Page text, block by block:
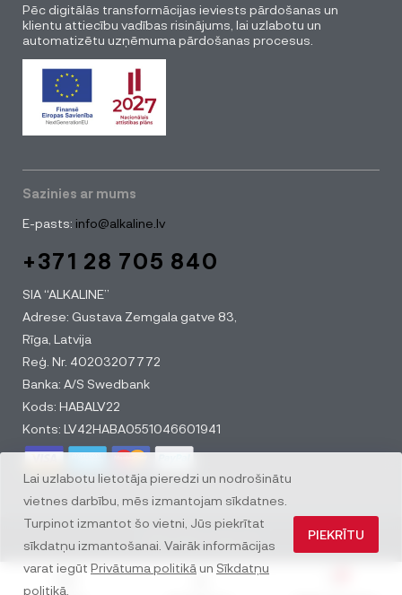
Lai uzlabotu lietotāja pieredzi un nodrošinātu
vietnes darbību, mēs izmantojam sīkdatnes.
Turpinot izmantot šo vietni, Jūs piekrītat
sīkdatņu izmantošanai. Vairāk informācijas
varat iegūt Privātuma politikā un Sīkdatņu
politikā
PIEKRĪTU
Pēc digitālās transformācijas ieviests pārdošanas un
klientu attiecību vadības risinājums, lai uzlabotu un
automatizētu uzņēmuma pārdošanas procesus.
Sazinies ar mums
E-pasts: info@alkaline.lv
+371 28 705 840
SIA “ALKALINE”
Adrese: Gustava Zemgala gatve 83,
Rīga, Latvija
Reģ. Nr. 40203207772
Banka: A/S Swedbank
Kods: HABALV22
Konts: LV42HABA0551046601941
© All rights reserved